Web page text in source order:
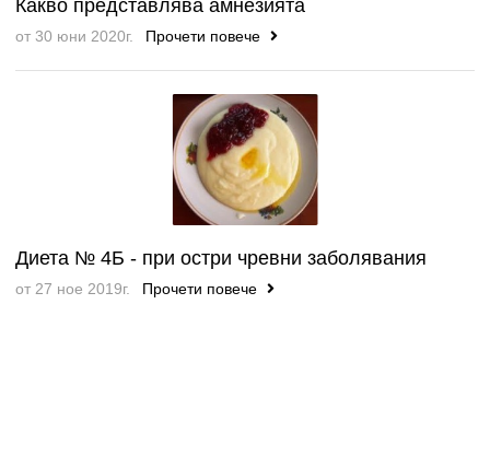
Какво представлява амнезията
от 30 юни 2020г. Прочети повече
Диета № 4Б - при остри чревни заболявания
от 27 ное 2019г. Прочети повече